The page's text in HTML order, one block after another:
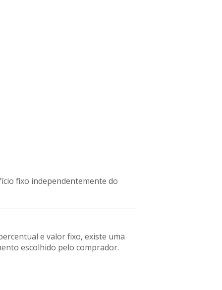
fixo independentemente do
e valor fixo, existe uma
escolhido pelo comprador.